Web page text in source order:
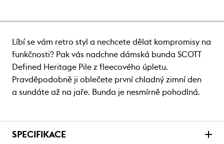
Líbí se vám retro styl a nechcete dělat kompromisy na
funkčnosti? Pak vás nadchne dámská bunda SCOTT
Defined Heritage Pile z fleecového úpletu.
Pravděpodobně ji oblečete první chladný zimní den
a sundáte až na jaře. Bunda je nesmírně pohodlná.
SPECIFIKACE